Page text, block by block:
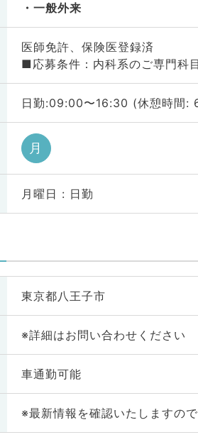
一般外来
医師免許、保険医登録済
■応募条件：内科系のご専門科
日勤:09:00〜16:30 (休憩時間:
月
月曜日 : 日勤
東京都八王子市
※詳細はお問い合わせください
車通勤可能
※最新情報を確認いたしますの